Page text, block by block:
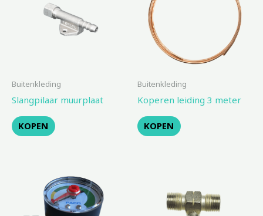
Buitenkleding
Slangpilaar muurplaat
KOPEN
Buitenkleding
Koperen leiding 3 meter
KOPEN